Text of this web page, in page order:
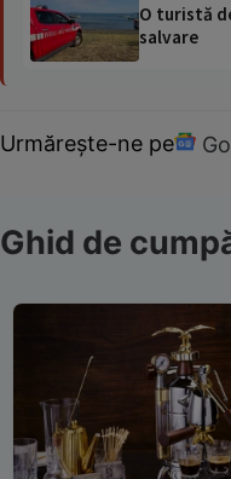
O turistă
salvare
Urmărește-ne pe
Ghid de